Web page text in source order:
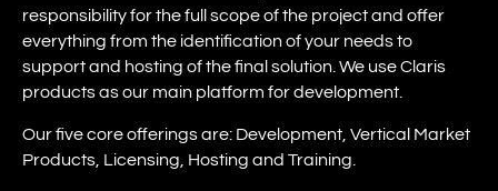
responsibility for the full scope of the project and offer
everything from the identification of your needs to
support and hosting of the final solution. We use Claris
products as our main platform for development.
Our five core offerings are: Development, Vertical Market
Products, Licensing, Hosting and Training.